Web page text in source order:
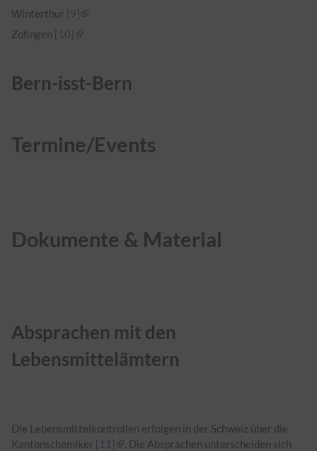
Winterthur [9]
Zofingen
[10]
Bern-isst-Bern
Termine/Events
Dokumente & Material
Absprachen mit den
Lebensmittelämtern
Die Lebensmittelkontrollen erfolgen in der Schweiz über die
Kantonschemiker [11]
. Die Absprachen unterscheiden sich